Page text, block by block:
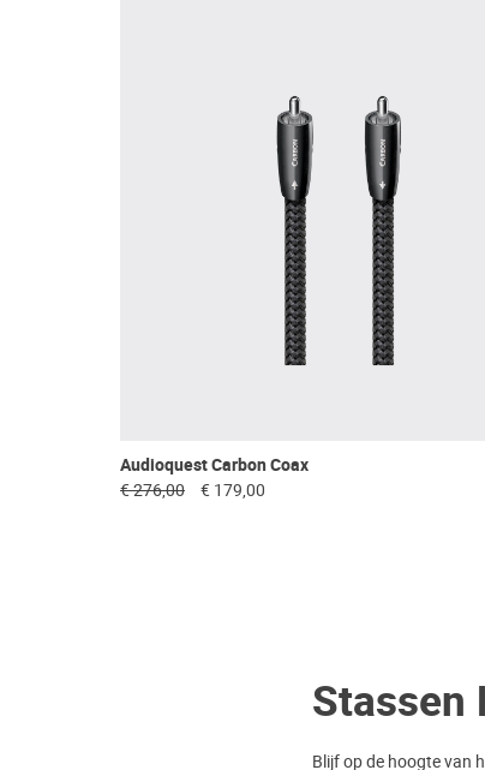
Audioquest Carbon Coax
€ 276,00 € 179,00
Blijf op de hoogte van